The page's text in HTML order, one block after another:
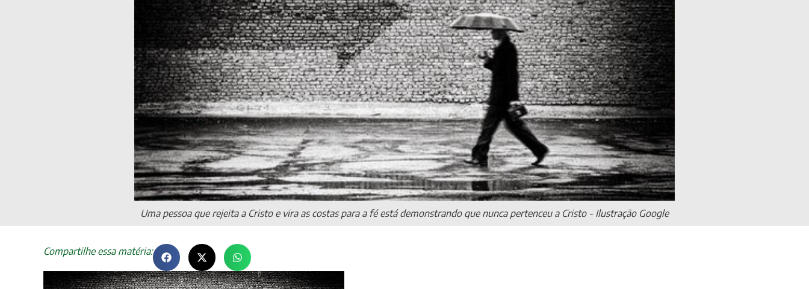
Uma pessoa que rejeita a Cristo e vira as costas para a fé está demonstrando que nunca pertenceu a Cristo - Ilustração Google
Compartilhe essa matéria: